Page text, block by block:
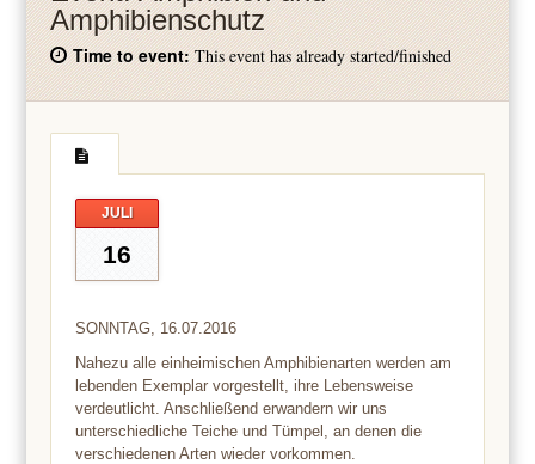
Amphibienschutz
Time to event:This event has already started/finished
JULI
16
SONNTAG, 16.07.2016
Nahezu alle einheimischen Amphibienarten werden am
lebenden Exemplar vorgestellt, ihre Lebensweise
verdeutlicht. Anschließend erwandern wir uns
unterschiedliche Teiche und Tümpel, an denen die
verschiedenen Arten wieder vorkommen.